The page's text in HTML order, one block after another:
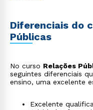
Diferenciais do
Públicas
No curso Relações
seguintes diferenciais
ensino, uma excelente
Excelente